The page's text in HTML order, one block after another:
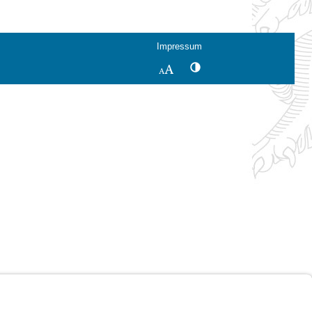
Impressum
SchriftgrößeKontrastwechsel